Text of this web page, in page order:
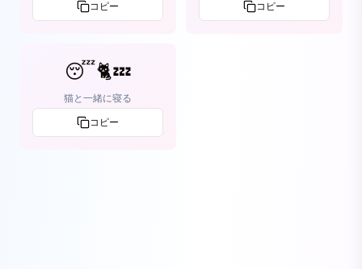
コピー コピー
😴🐈💤
猫と一緒に寝る
コピー